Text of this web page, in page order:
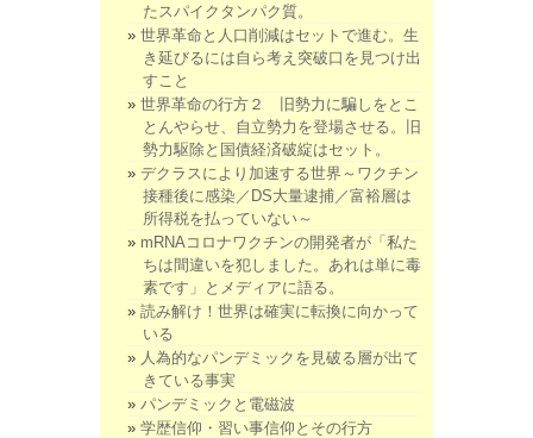
たスパイクタンパク質。
世界革命と人口削減はセットで進む。生
き延びるには自ら考え突破口を見つけ出
すこと
世界革命の行方２ 旧勢力に騙しをとこ
とんやらせ、自立勢力を登場させる。旧
勢力駆除と国債経済破綻はセット。
デクラスにより加速する世界～ワクチン
接種後に感染／DS大量逮捕／富裕層は
所得税を払っていない～
mRNAコロナワクチンの開発者が「私た
ちは間違いを犯しました。あれは単に毒
素です」とメディアに語る。
読み解け！世界は確実に転換に向かって
いる
人為的なパンデミックを見破る層が出て
きている事実
パンデミックと電磁波
学歴信仰・習い事信仰とその行方